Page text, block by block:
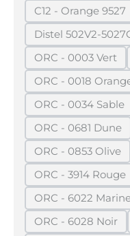
C12 - Orange 9527
(Diese
Distel 502V2-
(Diese
ORC - 0003 Vert
(Diese
ORC - 0018
(Diese
ORC - 0034 Sable
(Diese
ORC - 0681 Dune
(Diese
ORC - 0853 Olive
(Diese
ORC - 3914 Rouge
(Diese
ORC - 6022
(Diese
ORC - 6028 Noir
(Diese